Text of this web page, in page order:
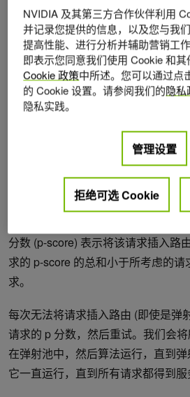
典型的路由求解器包含两个阶段：
解决方案。本节介绍生成初始解决
的步骤。
初始解决方案生成算法
找到一组满足所有限制条件的有限
决方案本身就是一个 NP 难题。我们
引导式弹射搜索 (GES)算法，
GES 的主要理念很简单。我们首先
果无法插入该请求，我们会从路由
分数 (p-score) 表示将该请求插入路
求的 p-score 的总和小于所考虑的
求。
每次无法将请求插入路由 (即使是弹
请求的 p 分数，然后重试。我们会
在弹射池中，然后算法运行，直到弹
它一直运行，直到所有请求都得到服
NVIDIA 及其第三方合作伙伴利用
并记录您提供的信息，以及您与我
提高性能、进行分析并辅助营销工作
即表示您同意我们使用 Cookie 和
Cookie 政策中所述。您可以通过点
的 Cookie 设置。请参阅我们的隐私
隐私实践。
管理设置
拒绝可选 Cookie